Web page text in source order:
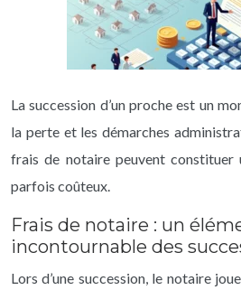
La succession d’un proche est un
la perte et les démarches
frais de notaire peuvent constituer
parfois coûteux.
Frais de notaire : un
incontournable des
Lors d’une succession, le notaire